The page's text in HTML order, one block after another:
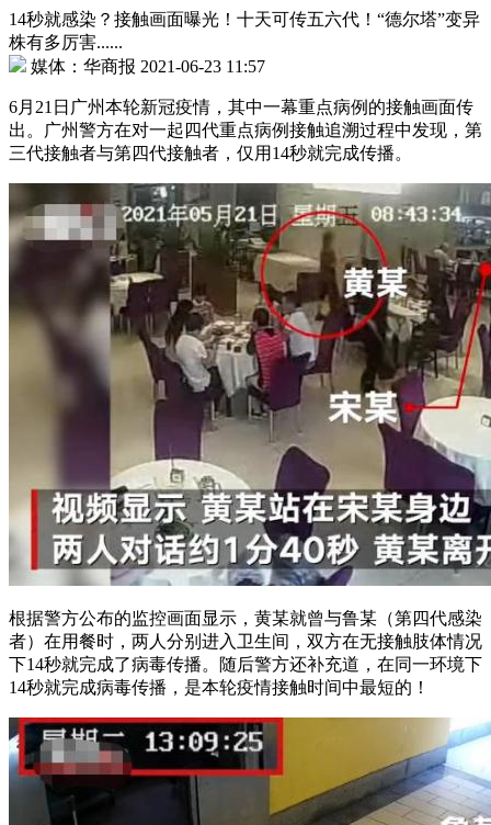
14秒就感染？接触画面曝光！十天可传五六代！“德尔塔”变异
株有多厉害......
媒体：华商报 2021-06-23 11:57
6月21日广州本轮新冠疫情，其中一幕重点病例的接触画面传
出。广州警方在对一起四代重点病例接触追溯过程中发现，第
三代接触者与第四代接触者，仅用14秒就完成传播。
根据警方公布的监控画面显示，黄某就曾与鲁某（第四代感染
者）在用餐时，两人分别进入卫生间，双方在无接触肢体情况
下14秒就完成了病毒传播。随后警方还补充道，在同一环境下
14秒就完成病毒传播，是本轮疫情接触时间中最短的！